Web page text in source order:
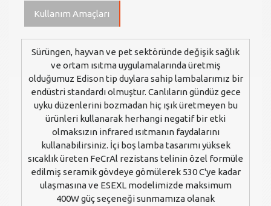
Kullanım Amaçları
Sürüngen, hayvan ve pet sektöründe değişik sağlık
ve ortam ısıtma uygulamalarında üretmiş
olduğumuz Edison tip duylara sahip lambalarımız bir
endüstri standardı olmuştur. Canlıların gündüz gece
uyku düzenlerini bozmadan hiç ışık üretmeyen bu
ürünleri kullanarak herhangi negatif bir etki
olmaksızın infrared ısıtmanın faydalarını
kullanabilirsiniz. İçi boş lamba tasarımı yüksek
sıcaklık üreten FeCrAl rezistans telinin özel formüle
edilmiş seramik gövdeye gömülerek 530 C'ye kadar
ulaşmasına ve ESEXL modelimizde maksimum
400W güç seçeneği sunmamıza olanak